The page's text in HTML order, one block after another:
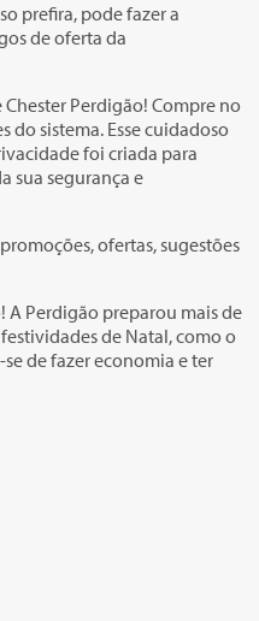
prefira, pode fazer a
de oferta da
Perdigão! Compre no
sistema. Esse cuidadoso
foi criada para
sua segurança e
ofertas, sugestões
A Perdigão preparou mais de
de Natal, como o
de fazer economia e ter